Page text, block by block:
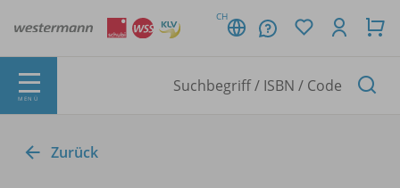
CH
MENÜ
Zurück